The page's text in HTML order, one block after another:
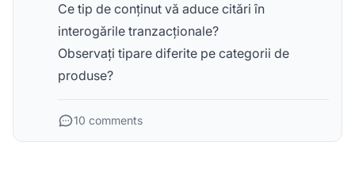
Ce tip de conținut vă aduce citări în
interogările tranzacționale?
Observați tipare diferite pe categorii de
produse?
10 comments